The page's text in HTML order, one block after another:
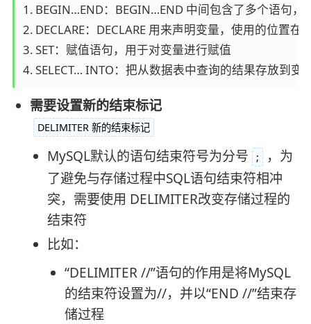
1. BEGIN…END：BEGIN…END 中间包含了多个语句，
2. DECLARE：DECLARE 用来声明变量，使用的位置
3. SET：赋值语句，用于对变量进行赋值
需要设置新的结束标记
DELIMITER 新的结束标记
MySQL默认的语句结束符号为分号 ;
，为
了避免与存储过程中SQL语句结束符相冲
突，需要使用 DELIMITER改变存储过程的
结束符
比如：
“DELIMITER //”语句的作用是将MySQL
的结束符设置为//，并以“END //”结束存
储过程